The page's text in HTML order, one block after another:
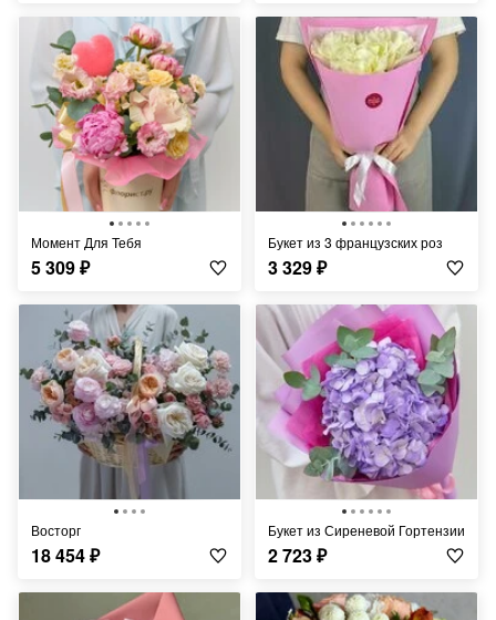
Момент Для Тебя
5 309₽
Букет из 3 французских роз
3 329₽
Восторг
18 454₽
Букет из Сиреневой Гортензии
2 723₽